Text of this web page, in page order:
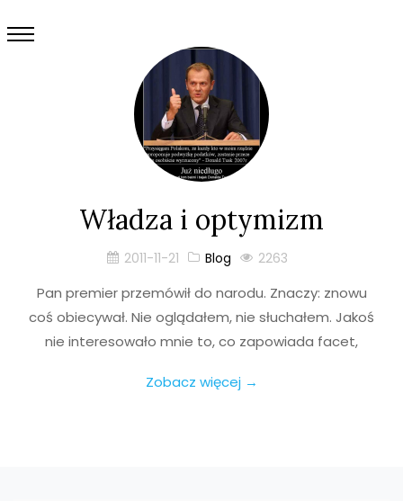
Władza i optymizm
2011-11-21 Blog 2263
Pan premier przemówił do narodu. Znaczy: znowu
coś obiecywał. Nie oglądałem, nie słuchałem. Jakoś
nie interesowało mnie to, co zapowiada facet,
Zobacz więcej →